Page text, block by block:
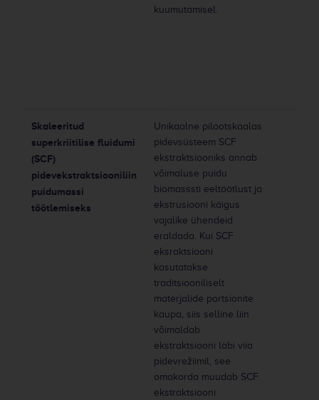
kuumutamisel.
Skaleeritud
superkriitilise fluidumi
(SCF)
pidevekstraktsiooniliin
puidumassi
töötlemiseks
Unikaalne pilootskaalas
pidevsüsteem SCF
ekstraktsiooniks annab
võimaluse puidu
biomasssti eeltöötlust ja
ekstrusiooni käigus
vajalike ühendeid
eraldada. Kui SCF
eksraktsiooni
kasutatakse
traditsiooniliselt
materjalide portsionite
kaupa, siis selline liin
võimaldab
ekstraktsiooni läbi viia
pidevrežiimil, see
omakorda muudab SCF
ekstraktsiooni